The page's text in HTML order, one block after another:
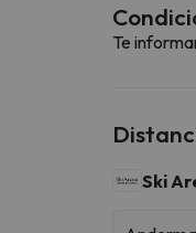
Te
Ski